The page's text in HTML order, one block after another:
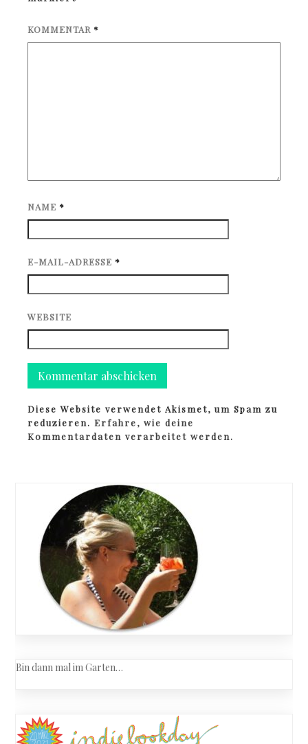
KOMMENTAR *
NAME *
E-MAIL-ADRESSE *
WEBSITE
Diese Website verwendet Akismet, um Spam zu
reduzieren.Erfahre, wie deine
Kommentardaten verarbeitet werden.
Bin dann mal im Garten…